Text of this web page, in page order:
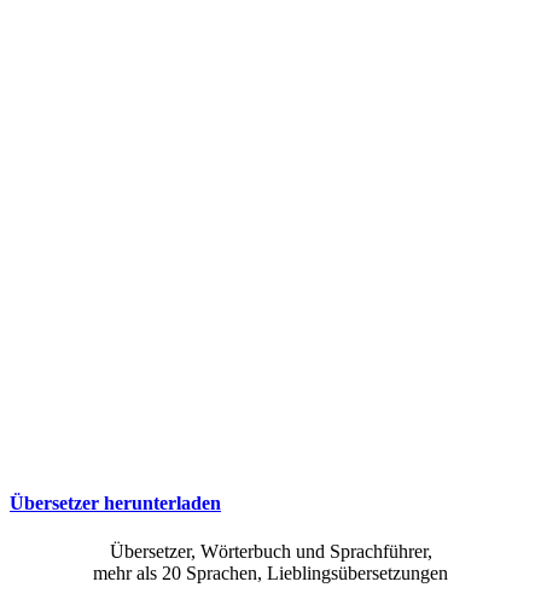
Übersetzer herunterladen
Übersetzer, Wörterbuch und Sprachführer,
mehr als 20 Sprachen, Lieblingsübersetzungen